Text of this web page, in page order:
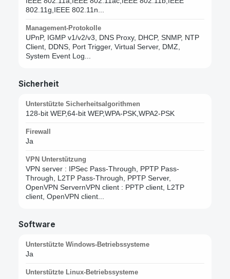
802.11g,IEEE 802.11n...
Management-Protokolle
UPnP, IGMP v1/v2/v3, DNS Proxy, DHCP, SNMP, NTP
Client, DDNS, Port Trigger, Virtual Server, DMZ,
System Event Log...
Sicherheit
Unterstützte Sicherheitsalgorithmen
128-bit WEP,64-bit WEP,WPA-PSK,WPA2-PSK
Firewall
Ja
VPN Unterstützung
VPN server : IPSec Pass-Through, PPTP Pass-
Through, L2TP Pass-Through, PPTP Server,
OpenVPN ServernVPN client : PPTP client, L2TP
client, OpenVPN client...
Software
Unterstützte Windows-Betriebssysteme
Ja
Unterstützte Linux-Betriebssysteme